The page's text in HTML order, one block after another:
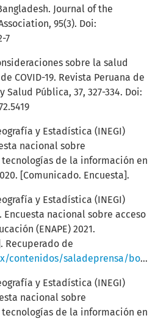
Journal of the
95(3). Doi:
7
sobre la salud
COVID-19. Revista Peruana de
Pública, 37, 327-334. Doi:
y Estadística (INEGI)
nacional sobre
de la información en
[Comunicado. Encuesta].
y Estadística (INEGI)
Encuesta nacional sobre acceso
(ENAPE) 2021.
Recuperado de
boletines/2022/ENAPE/ENAPE2021.pdf
y Estadística (INEGI)
nacional sobre
de la información en